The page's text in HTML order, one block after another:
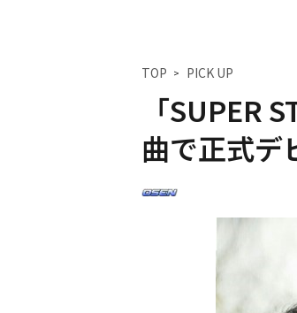
TOP PICK UP
「SUPER
曲で正式デ